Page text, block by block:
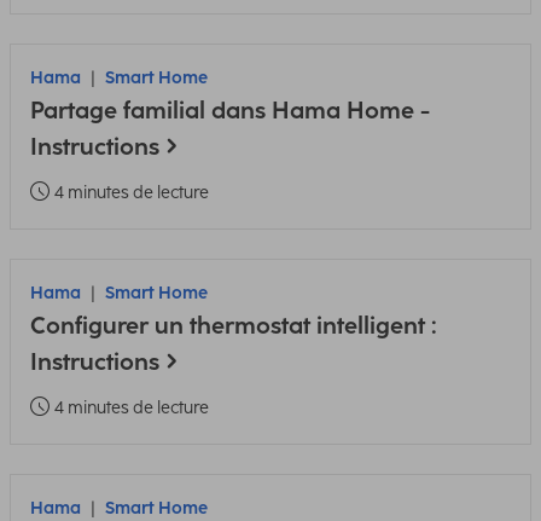
Hama Smart Home
Partage familial dans Hama Home -
Instructions
4 minutes de lecture
Hama Smart Home
Configurer un thermostat intelligent :
Instructions
4 minutes de lecture
Hama Smart Home